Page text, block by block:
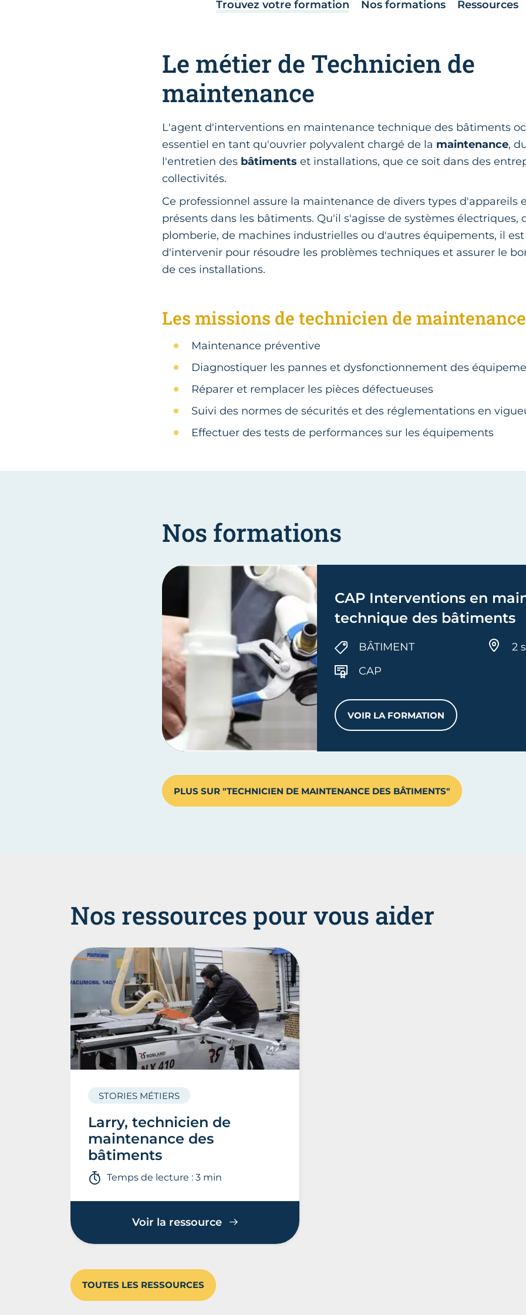
Trouvez votre formation Nos formations Ressources
Le métier de Technicien de
maintenance
L'agent d'interventions en maintenance technique des bâtiments
essentiel en tant qu'ouvrier polyvalent chargé de la maintenance,
l'entretien des bâtimentset installations, que ce soit dans des
collectivités.
Ce professionnel assure la maintenance de divers types d'appareils
présents dans les bâtiments. Qu'il s'agisse de systèmes électriques,
plomberie, de machines industrielles ou d'autres équipements, il
d'intervenir pour résoudre les problèmes techniques et assurer le
de ces installations.
Les missions de technicien de
Maintenance préventive
Diagnostiquer les pannes et dysfonctionnement des
Réparer et remplacer les pièces défectueuses
Suivi des normes de sécurités et des réglementations en
Effectuer des tests de performances sur les équipements
Nos formations
CAP Interventions en
technique des bâtiments
BÂTIMENT
CAP
2
VOIR LA FORMATIONCAP INTERVENTIONS EN
PLUS SUR "TECHNICIEN DE MAINTENANCE DES BÂTIMENTS"
Nos ressources pour vous aider
Larry, technicien de
maintenance des
bâtiments
STORIES MÉTIERS
Temps de lecture : 3 min
Voir la ressource
TOUTES LES RESSOURCES